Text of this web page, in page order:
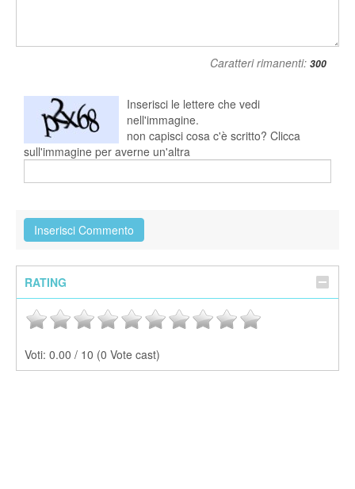
Caratteri rimanenti:
Inserisci le lettere che vedi
nell'immagine.
non capisci cosa c'è scritto? Clicca
sull'immagine per averne un'altra
RATING
Voti: 0.00 / 10 (0 Vote cast)